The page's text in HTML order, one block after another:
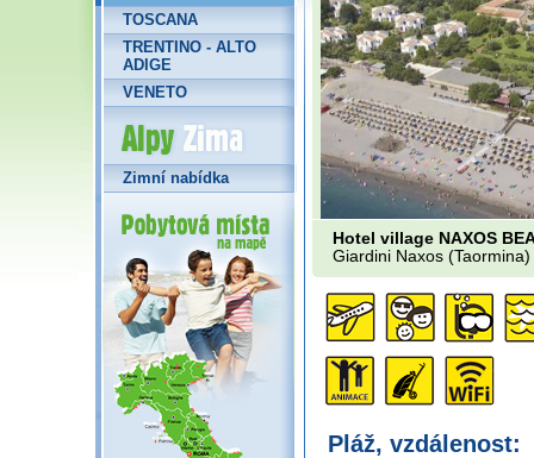
Hotel village NAXOS
Giardini Naxos
Pláž, vzdálenost:
TOSCANA
TRENTINO - ALTO
ADIGE
VENETO
Alpy Zima
Zimní nabídka